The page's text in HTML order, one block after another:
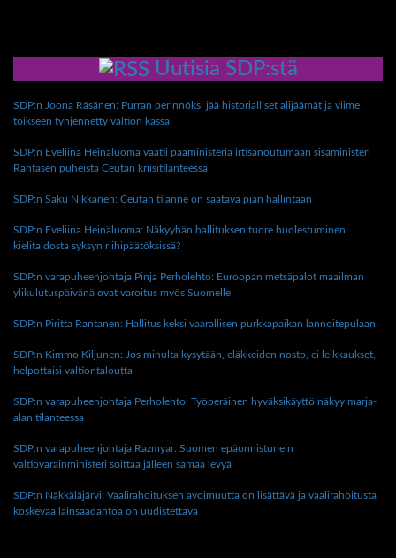
Uutisia SDP:stä
SDP:n Joona Räsänen: Purran perinnöksi jää historialliset alijäämät ja viime
töikseen tyhjennetty valtion kassa
SDP:n Eveliina Heinäluoma vaatii pääministeriä irtisanoutumaan sisäministeri
Rantasen puheista Ceutan kriisitilanteessa
SDP:n Saku Nikkanen: Ceutan tilanne on saatava pian hallintaan
SDP:n Eveliina Heinäluoma: Näkyyhän hallituksen tuore huolestuminen
kielitaidosta syksyn riihipäätöksissä?
SDP:n varapuheenjohtaja Pinja Perholehto: Euroopan metsäpalot maailman
ylikulutuspäivänä ovat varoitus myös Suomelle
SDP:n Piritta Rantanen: Hallitus keksi vaarallisen purkkapaikan lannoitepulaan
SDP:n Kimmo Kiljunen: Jos minulta kysytään, eläkkeiden nosto, ei leikkaukset,
helpottaisi valtiontaloutta
SDP:n varapuheenjohtaja Perholehto: Työperäinen hyväksikäyttö näkyy marja-
alan tilanteessa
SDP:n varapuheenjohtaja Razmyar: Suomen epäonnistunein
valtiovarainministeri soittaa jälleen samaa levyä
SDP:n Näkkäläjärvi: Vaalirahoituksen avoimuutta on lisättävä ja vaalirahoitusta
koskevaa lainsäädäntöä on uudistettava